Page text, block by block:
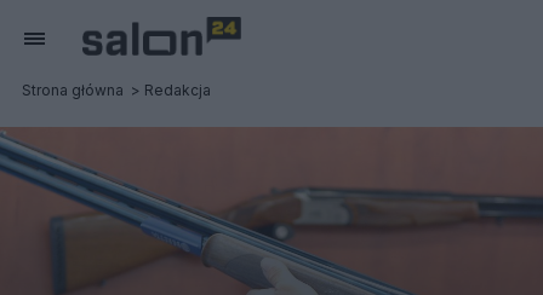
Strona główna Redakcja